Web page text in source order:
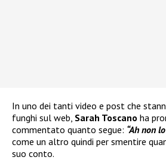
In uno dei tanti video e post che
funghi sul web, Sarah Toscano ha
commentato quanto segue: “Ah non
come un altro quindi per smentire
suo conto.